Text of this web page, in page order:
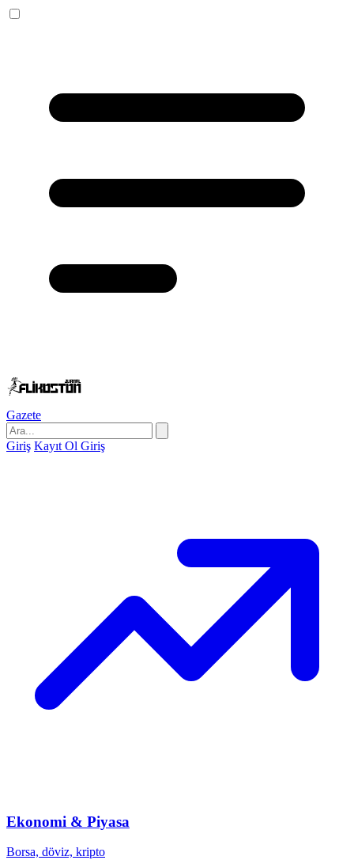
Gazete
Giriş Kayıt Ol Giriş
Ekonomi & Piyasa
Borsa, döviz, kripto